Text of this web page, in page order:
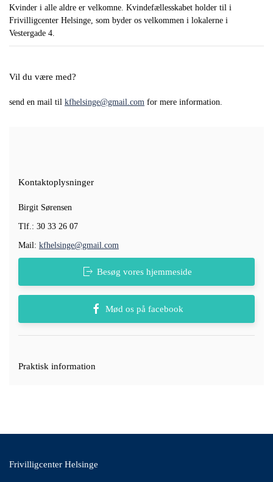
Kvinder i alle aldre er velkomne. Kvindefællesskabet holder til i
Frivilligcenter Helsinge, som byder os velkommen i lokalerne i
Vestergade 4.
Vil du være med?
send en mail til kfhelsinge@gmail.com for mere information.
Kontaktoplysninger
Birgit Sørensen
Tlf.: 30 33 26 07
Mail: kfhelsinge@gmail.com
Besøg vores hjemmeside
Mød os på facebook
Praktisk information
Frivilligcenter Helsinge